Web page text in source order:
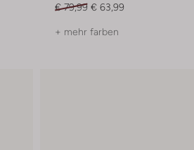
€ 79,99 € 63,99
+ mehr farben